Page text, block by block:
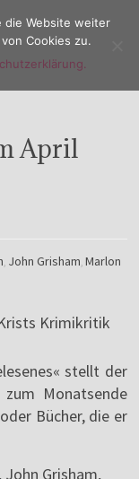
April
, John Grisham,Marlon
stellt der
Monatsende
Bücher, die er
John Grisham,
die Website weiter
Cookies zu.